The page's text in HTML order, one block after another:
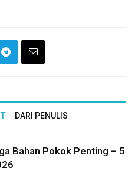
DARI PENULIS
Bahan Pokok Penting – 5